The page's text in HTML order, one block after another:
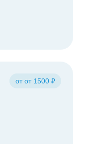
от от 1500 ₽